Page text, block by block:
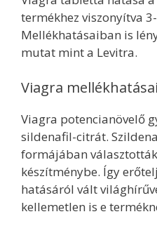
termékhez viszonyítva
Mellékhatásaiban is
mutat mint a Levitra.
Viagra mellékhatásai
Viagra potencianövelő
sildenafil-citrát.
formájában
készítménybe. Így
hatásáról vált
kellemetlen is e